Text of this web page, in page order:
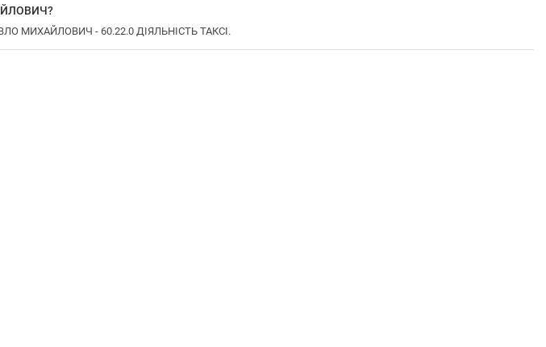
МИХАЙЛОВИЧ - 60.22.0 ДІЯЛЬНІСТЬ ТАКСІ.